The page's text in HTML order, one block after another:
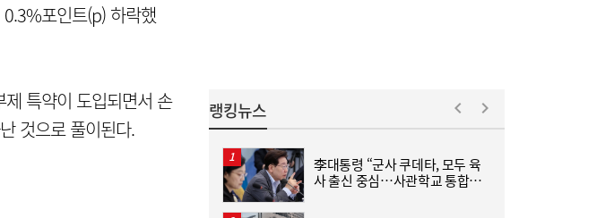
포인트(p) 하락했
특약이 도입되면서 손
것으로 풀이된다.
랭킹뉴스
李대통령 “군사 쿠데타, 모두 육
사 출신 중심…사관학교 통합하